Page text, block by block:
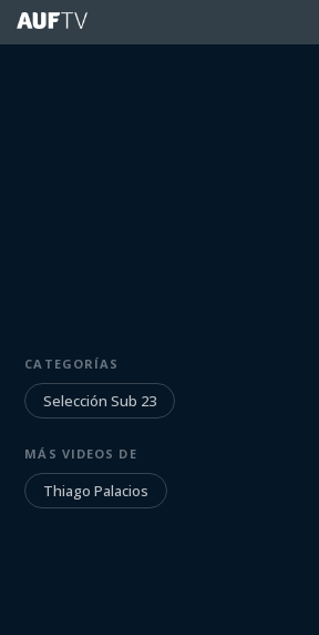
Entrevista a Thiago
23/1/24
Iniciá sesión para ver
CATEGORÍAS
Selección Sub 23
MÁS VIDEOS DE
Thiago Palacios